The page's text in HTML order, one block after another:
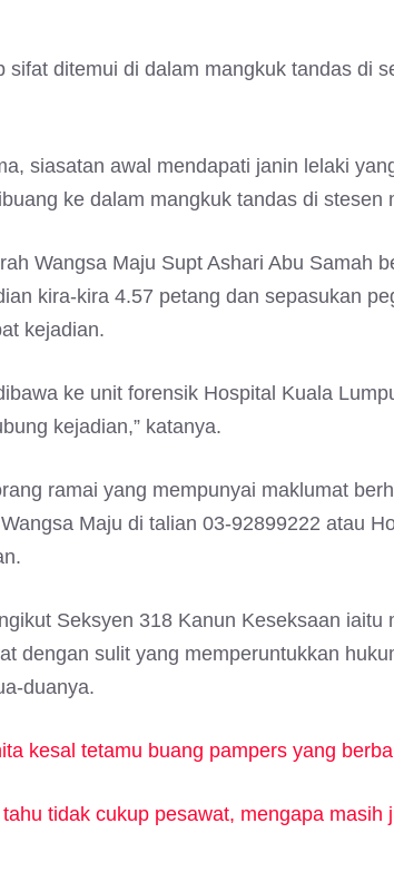
sifat ditemui di dalam mangkuk tandas di
siasatan awal mendapati janin lelaki
ke dalam mangkuk tandas di stesen
Wangsa Maju Supt Ashari Abu Samah
kira-kira 4.57 petang dan sepasukan
kejadian.
ke unit forensik Hospital Kuala
kejadian,” katanya.
ramai yang mempunyai maklumat
Maju di talian 03-92899222 atau
Seksyen 318 Kanun Keseksaan iaitu
dengan sulit yang memperuntukkan
duanya.
kesal tetamu buang pampers yang
tidak cukup pesawat, mengapa masih